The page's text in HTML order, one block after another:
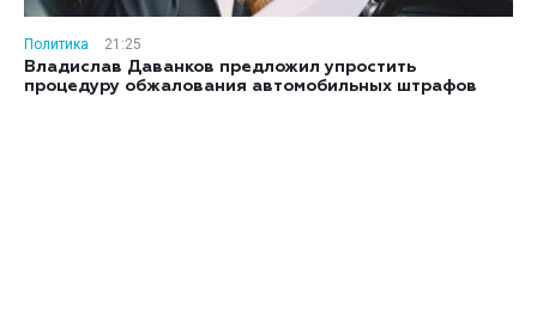
Политика
21:25
Владислав Даванков предложил упростить
процедуру обжалования автомобильных штрафов